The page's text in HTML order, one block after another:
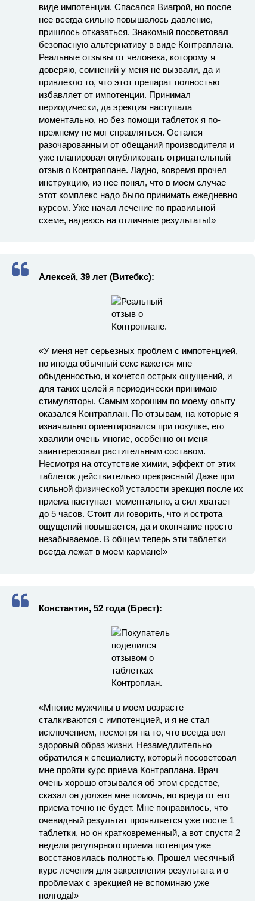
виде импотенции. Спасался Виагрой, но после
нее всегда сильно повышалось давление,
пришлось отказаться. Знакомый посоветовал
безопасную альтернативу в виде Контраплана.
Реальные отзывы от человека, которому я
доверяю, сомнений у меня не вызвали, да и
привлекло то, что этот препарат полностью
избавляет от импотенции. Принимал
периодически, да эрекция наступала
моментально, но без помощи таблеток я по-
прежнему не мог справляться. Остался
разочарованным от обещаний производителя и
уже планировал опубликовать отрицательный
отзыв о Контраплане. Ладно, вовремя прочел
инструкцию, из нее понял, что в моем случае
этот комплекс надо было принимать ежедневно
курсом. Уже начал лечение по правильной
схеме, надеюсь на отличные результаты!»
Алексей, 39 лет (Витебкс):
«У меня нет серьезных проблем с импотенцией,
но иногда обычный секс кажется мне
обыденностью, и хочется острых ощущений, и
для таких целей я периодически принимаю
стимуляторы. Самым хорошим по моему опыту
оказался Контраплан. По отзывам, на которые я
изначально ориентировался при покупке, его
хвалили очень многие, особенно он меня
заинтересовал растительным составом.
Несмотря на отсутствие химии, эффект от этих
таблеток действительно прекрасный! Даже при
сильной физической усталости эрекция после их
приема наступает моментально, а сил хватает
до 5 часов. Стоит ли говорить, что и острота
ощущений повышается, да и окончание просто
незабываемое. В общем теперь эти таблетки
всегда лежат в моем кармане!»
Константин, 52 года (Брест):
«Многие мужчины в моем возрасте
сталкиваются с импотенцией, и я не стал
исключением, несмотря на то, что всегда вел
здоровый образ жизни. Незамедлительно
обратился к специалисту, который посоветовал
мне пройти курс приема Контраплана. Врач
очень хорошо отзывался об этом средстве,
сказал он должен мне помочь, но вреда от его
приема точно не будет. Мне понравилось, что
очевидный результат проявляется уже после 1
таблетки, но он кратковременный, а вот спустя 2
недели регулярного приема потенция уже
восстановилась полностью. Прошел месячный
курс лечения для закрепления результата и о
проблемах с эрекцией не вспоминаю уже
полгода!»